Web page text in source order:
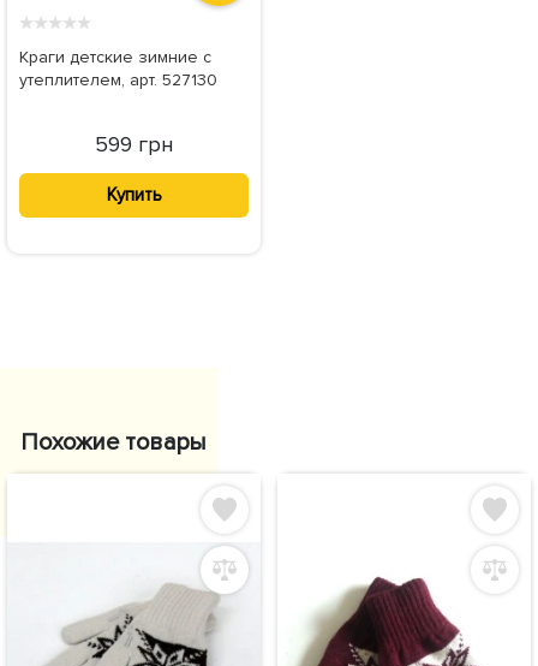
★★★★★
Краги детские зимние с
утеплителем, арт. 527130
599 грн
Купить
Похожие товары